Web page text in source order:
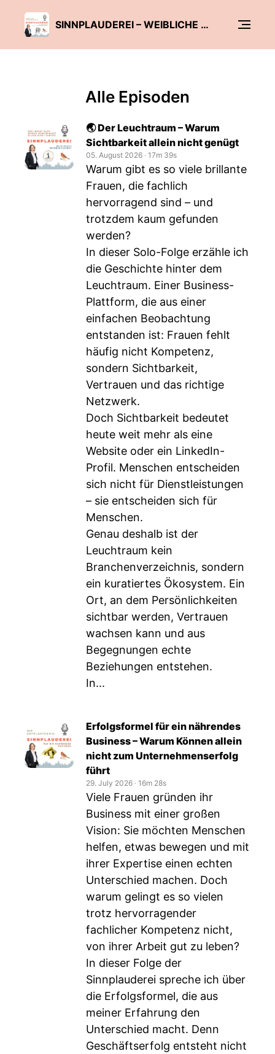
SINNPLAUDEREI – WEIBLICHE WIRKKRAFT IM FAMILIENUNTERNEHMEN & BUSINESS
Alle Episoden
🌏 Der Leuchtraum – Warum
Sichtbarkeit allein nicht genügt
05. August 2026 ‧ 17m 39s
Warum gibt es so viele brillante
Frauen, die fachlich
hervorragend sind – und
trotzdem kaum gefunden
werden?
In dieser Solo-Folge erzähle ich
die Geschichte hinter dem
Leuchtraum. Einer Business-
Plattform, die aus einer
einfachen Beobachtung
entstanden ist: Frauen fehlt
häufig nicht Kompetenz,
sondern Sichtbarkeit,
Vertrauen und das richtige
Netzwerk.
Doch Sichtbarkeit bedeutet
heute weit mehr als eine
Website oder ein LinkedIn-
Profil. Menschen entscheiden
sich nicht für Dienstleistungen
– sie entscheiden sich für
Menschen.
Genau deshalb ist der
Leuchtraum kein
Branchenverzeichnis, sondern
ein kuratiertes Ökosystem. Ein
Ort, an dem Persönlichkeiten
sichtbar werden, Vertrauen
wachsen kann und aus
Begegnungen echte
Beziehungen entstehen.
In...
Erfolgsformel für ein nährendes
Business – Warum Können allein
nicht zum Unternehmenserfolg
führt
29. July 2026 ‧ 16m 28s
Viele Frauen gründen ihr
Business mit einer großen
Vision: Sie möchten Menschen
helfen, etwas bewegen und mit
ihrer Expertise einen echten
Unterschied machen. Doch
warum gelingt es so vielen
trotz hervorragender
fachlicher Kompetenz nicht,
von ihrer Arbeit gut zu leben?
In dieser Folge der
Sinnplauderei spreche ich über
die Erfolgsformel, die aus
meiner Erfahrung den
Unterschied macht. Denn
Geschäftserfolg entsteht nicht